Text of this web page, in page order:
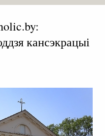
кансэкрацыі